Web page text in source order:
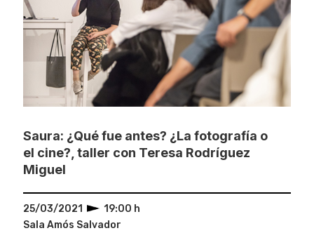
Saura: ¿Qué fue antes? ¿La fotografía o
el cine?, taller con Teresa Rodríguez
Miguel
25/03/2021
19:00 h
Sala Amós Salvador